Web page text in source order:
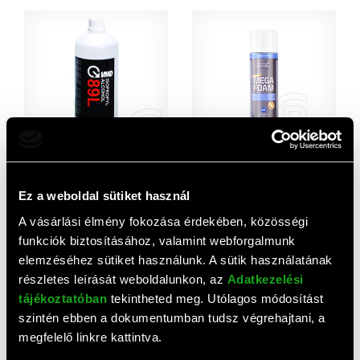
Ez a weboldal sütiket használ
A vásárlási élmény fokozása érdekében, közösségi
funkciók biztosításához, valamint webforgalmunk
elemzéséhez sütiket használunk. A sütik használatának
részletes leírását weboldalunkon, az Adatkezelési
tájékoztatóban tekintheted meg. Utólagos módosítást
szintén ebben a dokumentumban tudsz végrehajtani, a
megfelelő linkre kattintva.
3 340 HUF